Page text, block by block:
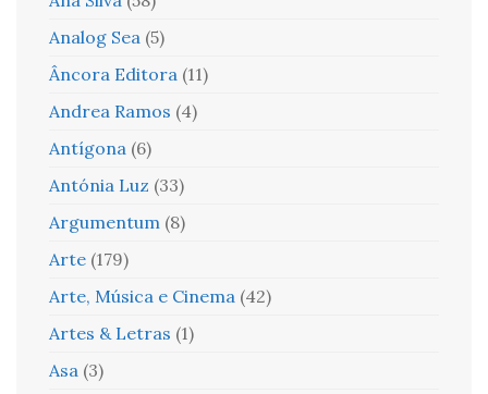
Analog Sea (5)
Âncora Editora (11)
Andrea Ramos (4)
Antígona (6)
Antónia Luz (33)
Argumentum (8)
Arte (179)
Arte, Música e Cinema (42)
Artes & Letras (1)
Asa (3)